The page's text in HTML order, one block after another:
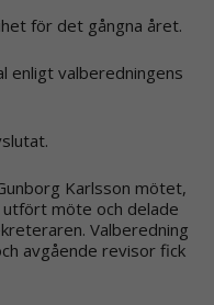
för det gångna året.
enligt valberedningens
Karlsson mötet,
möte och delade
Valberedning
avgående revisor fick